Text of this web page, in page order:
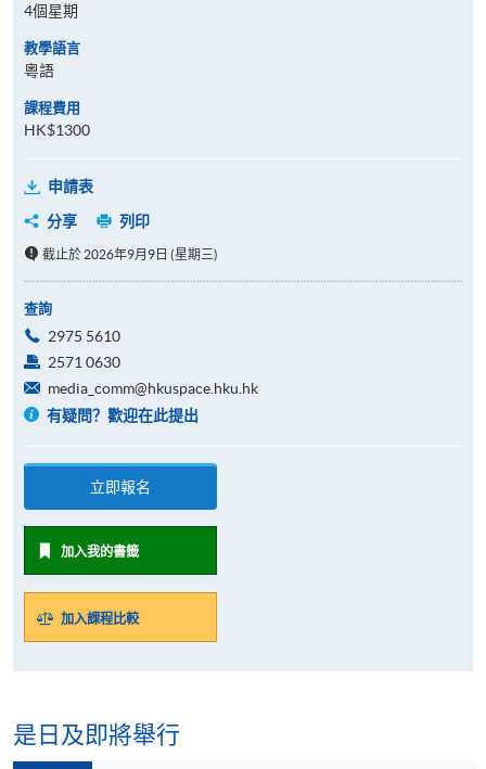
4個星期
教學語言
粵語
課程費用
HK$1300
申請表
分享
列印
截止於 2026年9月9日 (星期三)
查詢
2975 5610
2571 0630
media_comm@hkuspace.hku.hk
有疑問？歡迎在此提出
立即報名
加入我的書籤
加入課程比較
是日及即將舉行